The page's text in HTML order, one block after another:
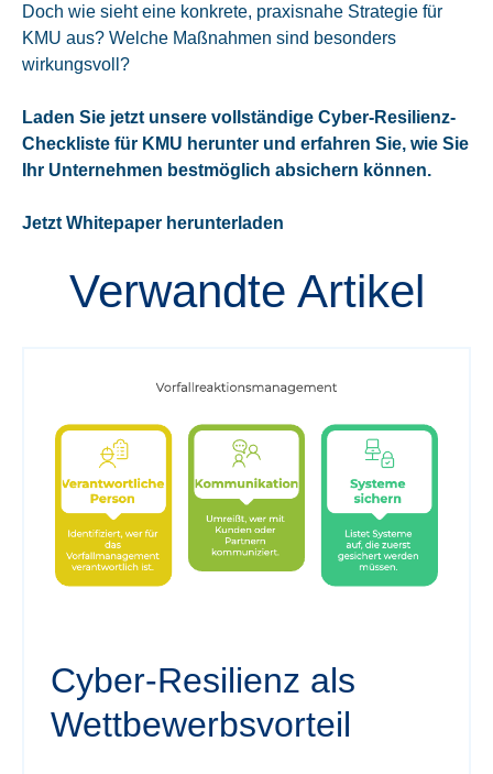
Doch wie sieht eine konkrete, praxisnahe Strategie für
KMU aus? Welche Maßnahmen sind besonders
wirkungsvoll?
Laden Sie jetzt unsere vollständige Cyber-Resilienz-
Checkliste für KMU herunter und erfahren Sie, wie Sie
Ihr Unternehmen bestmöglich absichern können.
Jetzt Whitepaper herunterladen
Verwandte Artikel
Cyber-Resilienz als
Wettbewerbsvorteil